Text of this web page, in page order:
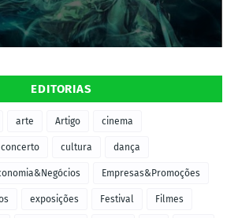
EDITORIAS
arte Artigo cinema
concerto cultura dança
Empresas&Promoções
exposições Festival Filmes